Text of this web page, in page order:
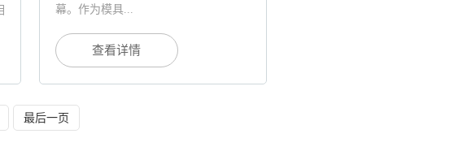
幕。作为模具...
查看详情
最后一页